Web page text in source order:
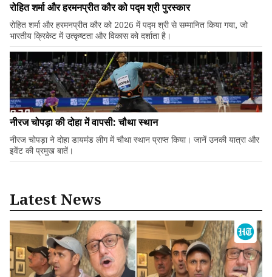
रोहित शर्मा और हरमनप्रीत कौर को पद्म श्री पुरस्कार
रोहित शर्मा और हरमनप्रीत कौर को 2026 में पद्म श्री से सम्मानित किया गया, जो
भारतीय क्रिकेट में उत्कृष्टता और विकास को दर्शाता है।
नीरज चोपड़ा की दोहा में वापसी: चौथा स्थान
नीरज चोपड़ा ने दोहा डायमंड लीग में चौथा स्थान प्राप्त किया। जानें उनकी यात्रा और
इवेंट की प्रमुख बातें।
Latest News